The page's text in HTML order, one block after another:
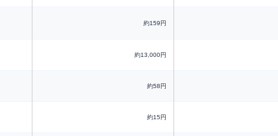
約159円
約13,000円
約58円
約15円